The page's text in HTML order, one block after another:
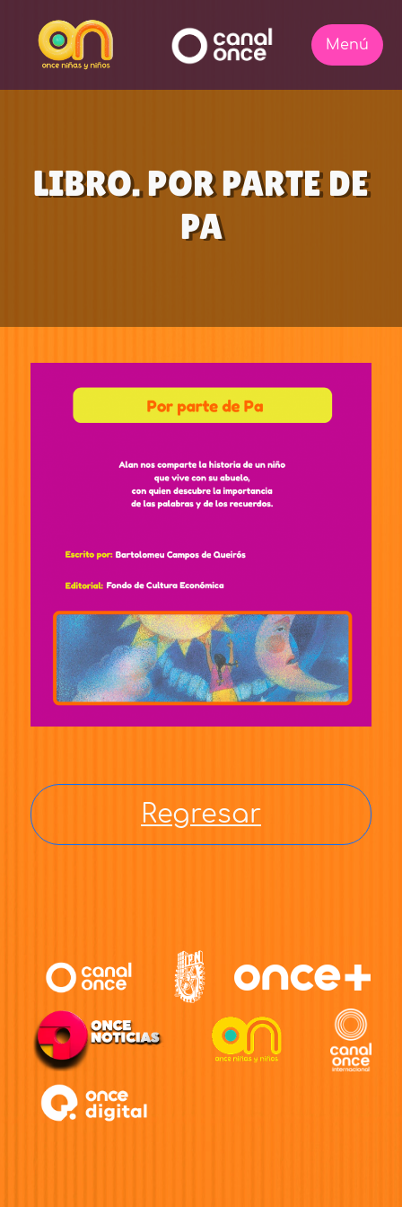
LIBRO. POR PARTE DE
PA
Regresar